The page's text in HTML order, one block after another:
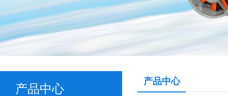
产品中心
产品中心